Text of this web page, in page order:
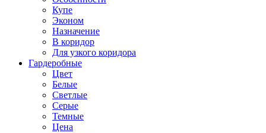
Купе
Эконом
Назначение
В коридор
Для узкого коридора
Гардеробные
Цвет
Белые
Светлые
Серые
Темные
Цена